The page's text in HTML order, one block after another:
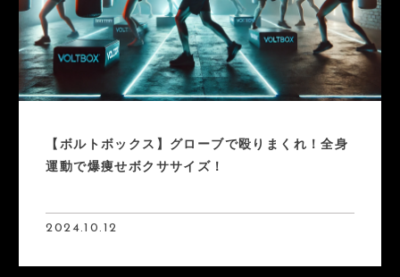
【ボルトボックス】グローブで殴りまくれ！全身
運動で爆痩せボクササイズ！
2024.10.12